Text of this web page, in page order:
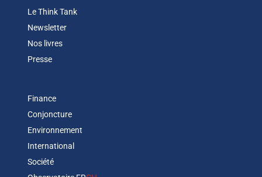
Le Think Tank
Newsletter
Nos livres
Presse
Finance
Conjoncture
Environnement
International
Société